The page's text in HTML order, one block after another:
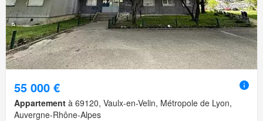
55 000 €
Appartement à 69120, Vaulx-en-Velin, Métropole de Lyon,
Auvergne-Rhône-Alpes